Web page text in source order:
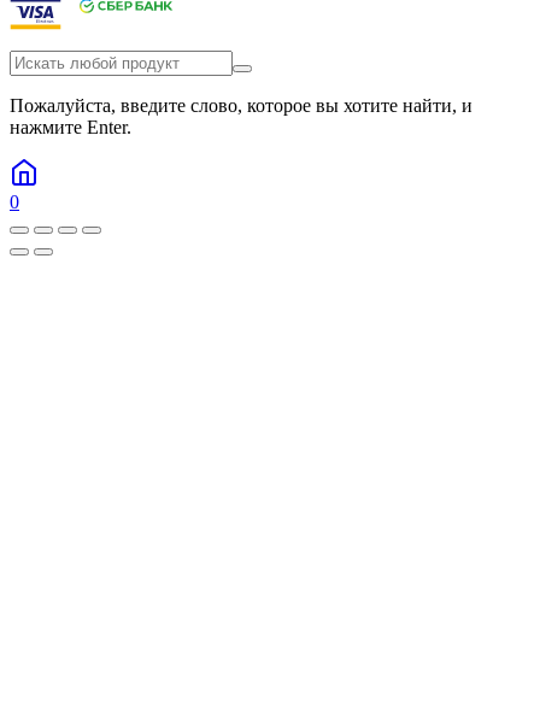
Пожалуйста, введите слово, которое вы хотите найти, и
нажмите Enter.
0